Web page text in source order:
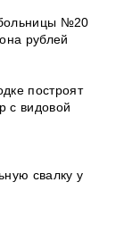
№20
рублей
построят
с видовой
свалку у